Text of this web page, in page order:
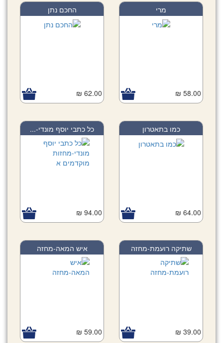
מרי
58.00 ₪
החכם נתן
62.00 ₪
כמו בתאטרון
64.00 ₪
כל כתבי יוסף מונדי-...
94.00 ₪
שתיקה רועמת-מחזה
39.00 ₪
איש המאה-מחזה
59.00 ₪